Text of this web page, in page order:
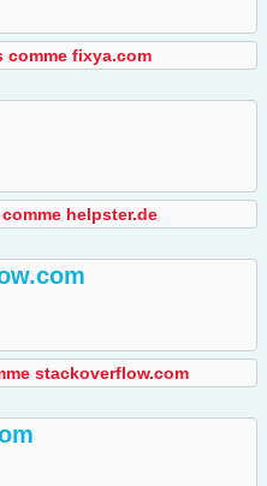
comme fixya.com
helpster.de
stackoverflow.com